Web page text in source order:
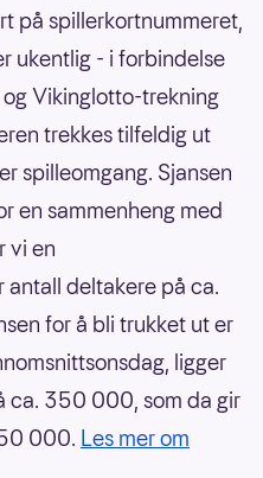
på spillerkortnummeret,
ukentlig - i forbindelse
Vikinglotto-trekning
trekkes tilfeldig ut
spilleomgang. Sjansen
en sammenheng med
vi en
antall deltakere på ca.
for å bli trukket ut er
ligger
ca. 350 000, som da gir
000. Les mer om